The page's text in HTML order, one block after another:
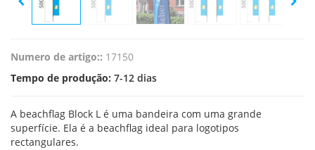
Numero de artigo:: 17150
Tempo de produção: 7-12 dias
A beachflag Block L é uma bandeira com uma grande
superfície. Ela é a beachflag ideal para logotipos
rectangulares.